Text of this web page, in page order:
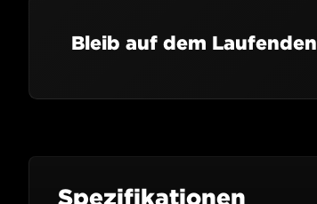
Bleib auf dem Laufenden
Spezifikationen